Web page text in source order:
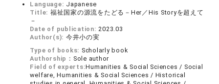
Language: Japanese
Title: 福祉国家の源流をたどる－Her／His Storyを超えて
－
Date of publication:2023.03
Author(s): 今井小の実
Type of books: Scholarly book
Authorship： Sole author
Field of experts:Humanities & Social Sciences / Social
welfare, Humanities & Social Sciences / Historical